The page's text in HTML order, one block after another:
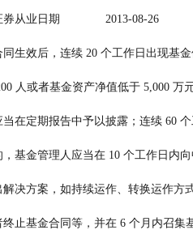
证券从业日期              2013-08-26
生效后，连续 20 个工作日出现基金
数量不满 200 人或者基金资产净值低于
金管理人应当在定期报告中予以披露；连续
前述情形的，基金管理人应当在 10 个工作日
报告并提出解决方案，如持续运作、转换运
金合并或者终止基金合同等，并在 6 个月内